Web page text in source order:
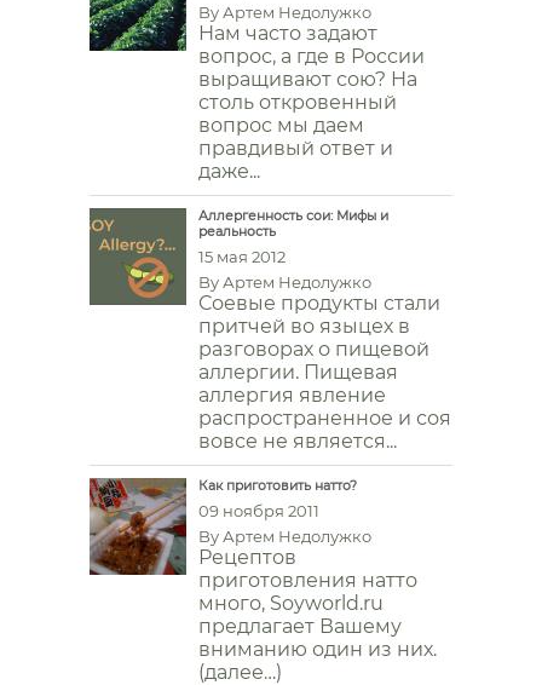
By Артем Недолужко
Нам часто задают
вопрос, а где в России
выращивают сою? На
столь откровенный
вопрос мы даем
правдивый ответ и
даже...
Аллергенность сои: Мифы и
реальность
15 мая 2012
By Артем Недолужко
Соевые продукты стали
притчей во языцех в
разговорах о пищевой
аллергии. Пищевая
аллергия явление
распространенное и соя
вовсе не является...
Как приготовить натто?
09 ноября 2011
By Артем Недолужко
Рецептов
приготовления натто
много, Soyworld.ru
предлагает Вашему
вниманию один из них.
(далее…)